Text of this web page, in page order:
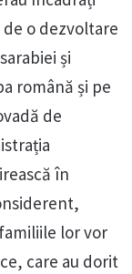
o dezvoltare
și
română și pe
de
în
lor vor
care au dorit